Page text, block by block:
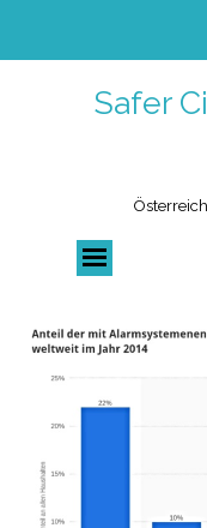
Safer